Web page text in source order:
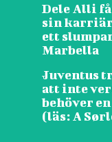
Dele Alli
sin karriär
ett
Marbella
Juventus
att inte
behöver
(läs: A